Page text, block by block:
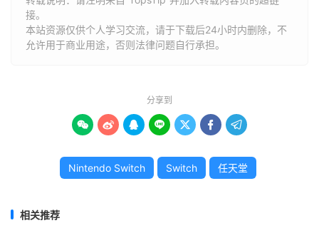
接。
本站资源仅供个人学习交流，请于下载后24小时内删除，不
允许用于商业用途，否则法律问题自行承担。
分享到
      
Nintendo Switch Switch 任天堂
相关推荐